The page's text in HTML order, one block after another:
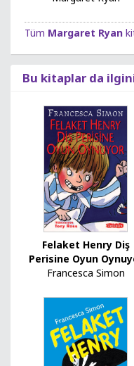
Tüm Margaret Ryan
Bu kitaplar da
Felaket Henry Diş
Perisine Oyun
Francesca Simon